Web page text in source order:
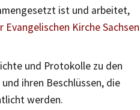
ist und arbeitet,
Kirche Sachsen
und Protokolle zu den
ihren Beschlüssen, die
werden.